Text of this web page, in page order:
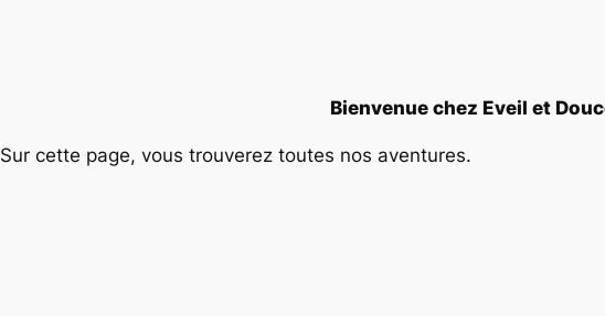
Bienvenue chez Eveil et
Sur cette page, vous trouverez toutes nos aventures.